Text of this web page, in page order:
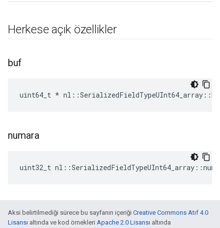
Herkese açık özellikler
buf
uint64_t *
numara
uint32_t nl::SerializedFieldTypeUInt64_array::num
Aksi belirtilmediği sürece bu sayfanın içeriği Creative Commons Atıf 4.0
Lisansı altında ve kod örnekleri Apache 2.0 Lisansı altında